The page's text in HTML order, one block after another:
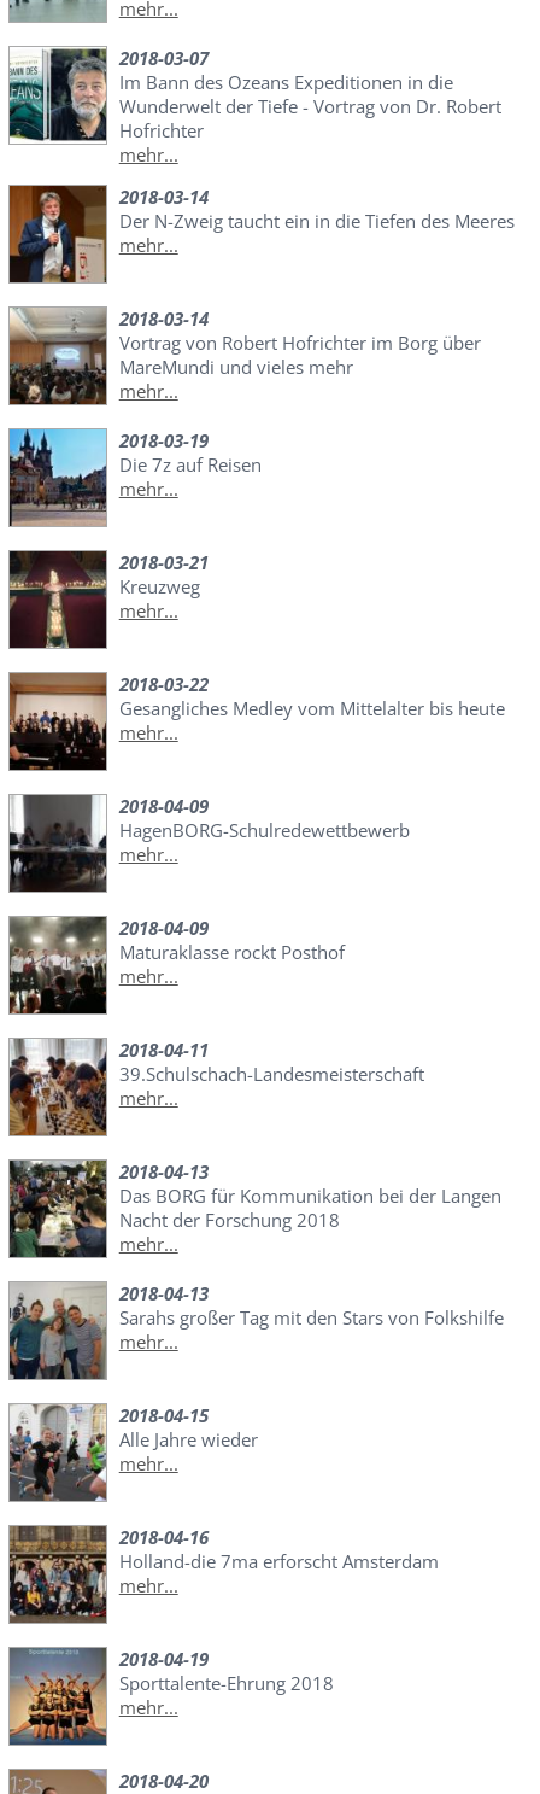
mehr...
2018-03-07
Im Bann des Ozeans Expeditionen in die
Wunderwelt der Tiefe - Vortrag von Dr. Robert
Hofrichter
mehr...
2018-03-14
Der N-Zweig taucht ein in die Tiefen des Meeres
mehr...
2018-03-14
Vortrag von Robert Hofrichter im Borg über
MareMundi und vieles mehr
mehr...
2018-03-19
Die 7z auf Reisen
mehr...
2018-03-21
Kreuzweg
mehr...
2018-03-22
Gesangliches Medley vom Mittelalter bis heute
mehr...
2018-04-09
HagenBORG-Schulredewettbewerb
mehr...
2018-04-09
Maturaklasse rockt Posthof
mehr...
2018-04-11
39.Schulschach-Landesmeisterschaft
mehr...
2018-04-13
Das BORG für Kommunikation bei der Langen
Nacht der Forschung 2018
mehr...
2018-04-13
Sarahs großer Tag mit den Stars von Folkshilfe
mehr...
2018-04-15
Alle Jahre wieder
mehr...
2018-04-16
Holland-die 7ma erforscht Amsterdam
mehr...
2018-04-19
Sporttalente-Ehrung 2018
mehr...
2018-04-20